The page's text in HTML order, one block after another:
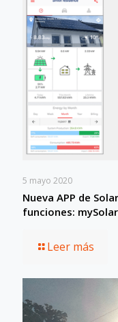
5 mayo 2020
Nueva APP de
funciones:
Leer más